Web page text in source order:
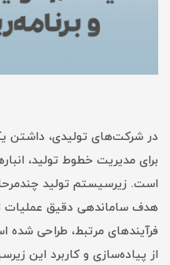
در شرکت‌های تولیدی، داشتن
برای مدیریت خطوط تولید،
است. زیرسیستم تولید
هدف ساماندهی دقیق عملیات
فرآیندهای مرتبط، طراحی
از پیاده‌سازی و کاربرد این